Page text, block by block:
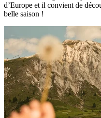
d’Europe et il convient de
belle saison !